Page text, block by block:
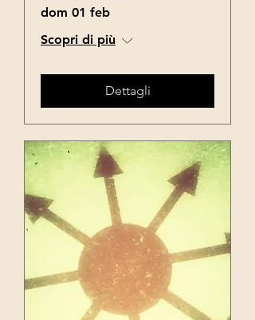
dom 01 feb
Scopri di più
Dettagli